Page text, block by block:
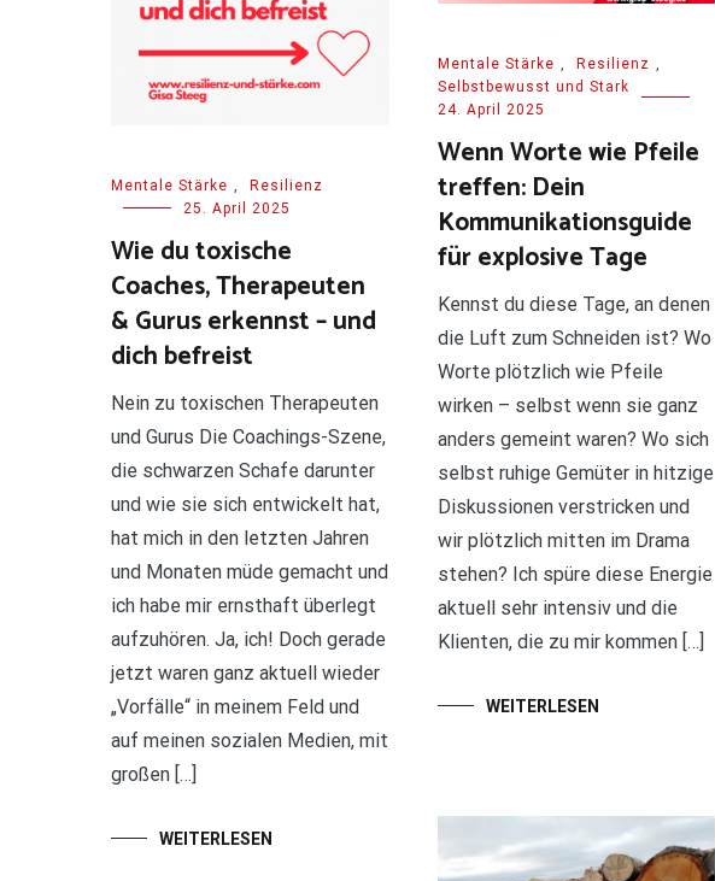
Mentale Stärke
Resilienz
25. April 2025
Wie du toxische
Coaches, Therapeuten
& Gurus erkennst – und
dich befreist
Nein zu toxischen Therapeuten
und Gurus Die Coachings-Szene,
die schwarzen Schafe darunter
und wie sie sich entwickelt hat,
hat mich in den letzten Jahren
und Monaten müde gemacht und
ich habe mir ernsthaft überlegt
aufzuhören. Ja, ich! Doch gerade
jetzt waren ganz aktuell wieder
„Vorfälle“ in meinem Feld und
auf meinen sozialen Medien, mit
großen […]
WEITERLESEN
Mentale Stärke , Resilienz ,
Selbstbewusst und Stark
24. April 2025
Wenn Worte wie Pfeile
treffen: Dein
Kommunikationsguide
für explosive Tage
Kennst du diese Tage, an denen
die Luft zum Schneiden ist? Wo
Worte plötzlich wie Pfeile
wirken – selbst wenn sie ganz
anders gemeint waren? Wo sich
selbst ruhige Gemüter in hitzige
Diskussionen verstricken und
wir plötzlich mitten im Drama
stehen? Ich spüre diese Energie
aktuell sehr intensiv und die
Klienten, die zu mir kommen […]
WEITERLESEN